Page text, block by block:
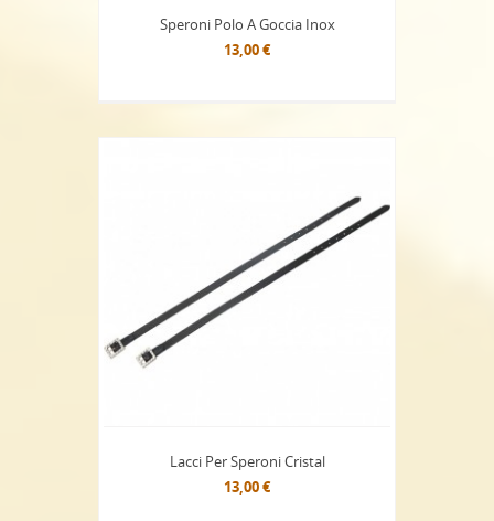
Speroni Polo A Goccia Inox
13,00 €
Lacci Per Speroni Cristal
13,00 €